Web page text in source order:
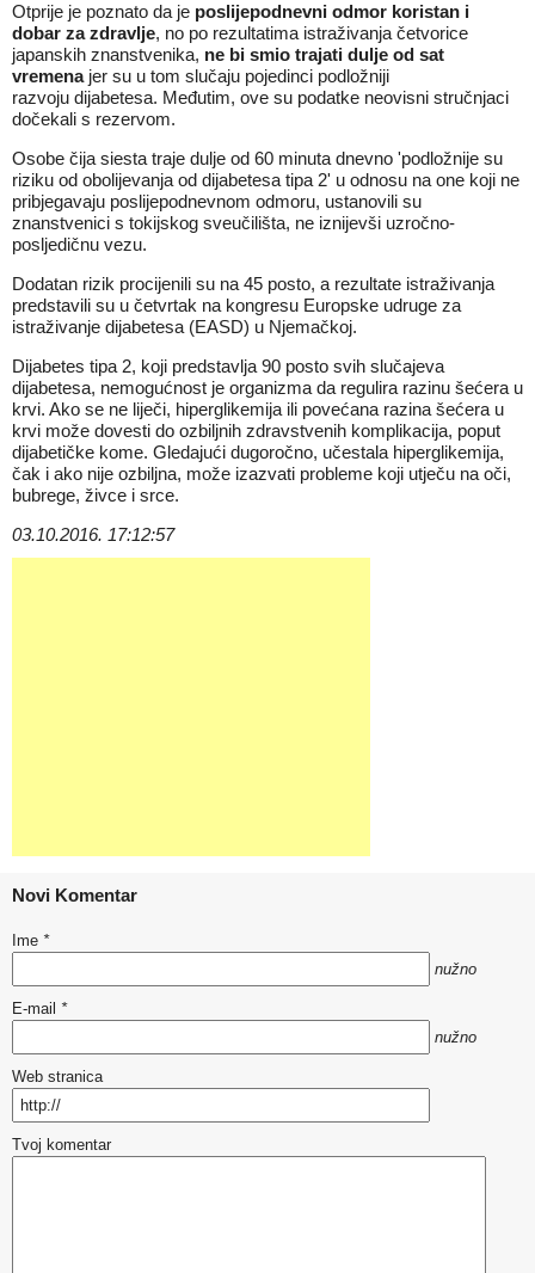
Otprije je poznato da je poslijepodnevni odmor koristan i
dobar za zdravlje, no po rezultatima istraživanja četvorice
japanskih znanstvenika, ne bi smio trajati dulje od sat
vremenajer su u tom slučaju pojedinci podložniji
razvoju dijabetesa. Međutim, ove su podatke neovisni stručnjaci
dočekali s rezervom.
Osobe čija siesta traje dulje od 60 minuta dnevno 'podložnije su
riziku od obolijevanja od dijabetesa tipa 2' u odnosu na one koji ne
pribjegavaju poslijepodnevnom odmoru, ustanovili su
znanstvenici s tokijskog sveučilišta, ne iznijevši uzročno-
posljedičnu vezu.
Dodatan rizik procijenili su na 45 posto, a rezultate istraživanja
predstavili su u četvrtak na kongresu Europske udruge za
istraživanje dijabetesa (EASD) u Njemačkoj.
Dijabetes tipa 2, koji predstavlja 90 posto svih slučajeva
dijabetesa, nemogućnost je organizma da regulira razinu šećera u
krvi. Ako se ne liječi, hiperglikemija ili povećana razina šećera u
krvi može dovesti do ozbiljnih zdravstvenih komplikacija, poput
dijabetičke kome. Gledajući dugoročno, učestala hiperglikemija,
čak i ako nije ozbiljna, može izazvati probleme koji utječu na oči,
bubrege, živce i srce.
03.10.2016. 17:12:57
Novi Komentar
Ime *
nužno
E-mail *
nužno
Web stranica
Tvoj komentar